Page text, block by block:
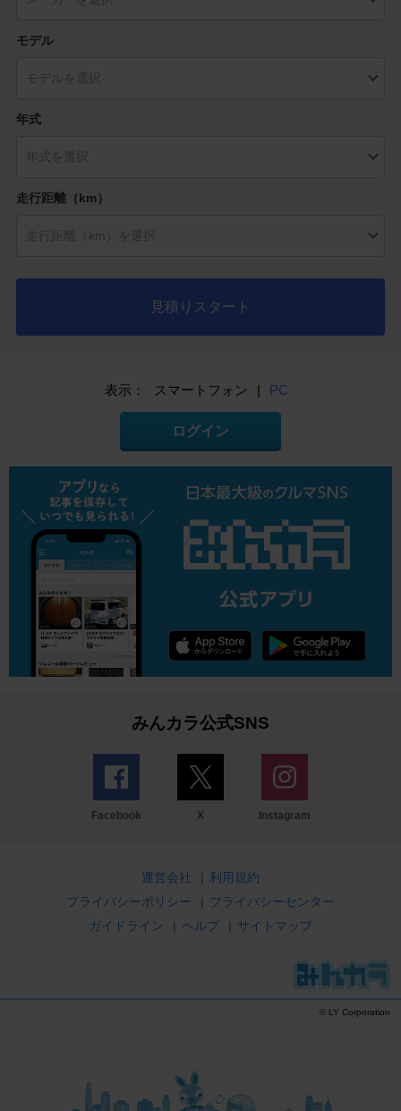
モデル
年式
走行距離（km）
見積りスタート
表示： スマートフォン | PC
ログイン
みんカラ公式SNS
Facebook X Instagram
運営会社 | 利用規約
プライバシーポリシー
| プライバシーセンター
ガイドライン
| ヘルプ | サイトマップ
© LY Corporation